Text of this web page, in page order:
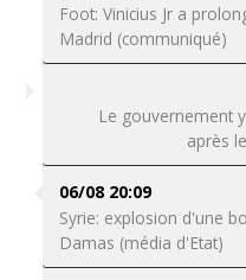
Foot: Vinicius Jr a
Madrid (communiqué)
Le gouvernement
après
06/08 20:09
Syrie: explosion d'une
Damas (média d'Etat)